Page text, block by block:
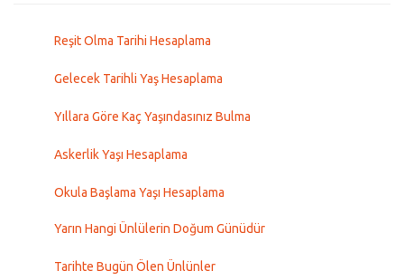
Reşit Olma Tarihi Hesaplama
Gelecek Tarihli Yaş Hesaplama
Yıllara Göre Kaç Yaşındasınız Bulma
Askerlik Yaşı Hesaplama
Okula Başlama Yaşı Hesaplama
Yarın Hangi Ünlülerin Doğum Günüdür
Tarihte Bugün Ölen Ünlünler